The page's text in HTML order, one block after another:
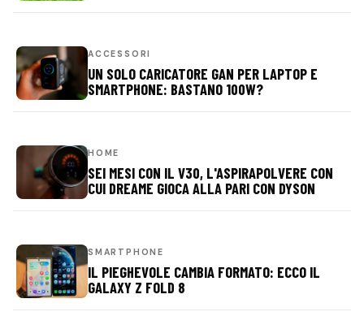
ACCESSORI
UN SOLO CARICATORE GAN PER LAPTOP E
SMARTPHONE: BASTANO 100W?
HOME
SEI MESI CON IL V30, L'ASPIRAPOLVERE CON
CUI DREAME GIOCA ALLA PARI CON DYSON
SMARTPHONE
IL PIEGHEVOLE CAMBIA FORMATO: ECCO IL
GALAXY Z FOLD 8